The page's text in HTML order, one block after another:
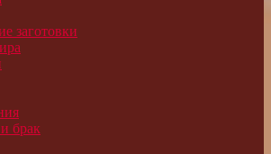
заготовки
брак